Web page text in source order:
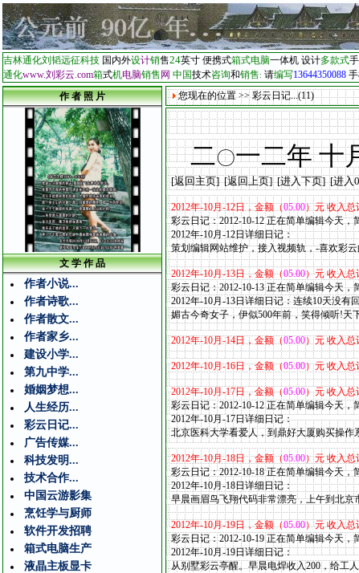
吉林通化刘韬远征科技 国内外设计销售24英寸 便携式箱式电脑一体机 设计多款式
通化www.刘彩云 com箱式机电脑销售 网 中国技术咨询和销售: 请编写13644350088
作 者 照 片
文 学 作 品
作者小说...
作者诗歌...
作者散文...
作者家乡...
建设小学...
第九中学...
婚姻梦想...
人生经历...
彩云日记...
广告传媒...
科技发明...
技术合作...
中国云游影集
烹饪学与厨师
软件开发招聘
箱式电脑生产
液晶主板显卡
您现在的位置 >> 彩云日记...(11)
二〇一二年 十
[返回主页] [返回上页] [进入下页] [进入
2012年-10月-12日，金额（05.00）元 收入总
彩云日记：2012-10-12 正在简单编辑今天，
2012年-10月-12日详细日记：
策划编辑网站维护，接入视频轨，-喜欢彩
2012年-10月-13日，金额（05.00）元 收入总
彩云日记：2012-10-13 正在简单编辑今天，
2012年-10月-13日详细日记：连续10天没有
媚古今奇女子，伊似500年前，笑得倾听!天
2012年-10月 -14日，金额（05.00）元 收入总
2012年-10月-16日，金额（05.00）元 收入总
2012年-10月-17日，金额（05.00）元 收入总
彩云日记：2012-10-12 正在简单编辑今天，
2012年-10月-17日详细日记：
北京医科大学看爱人，到鼎好大厦购买操
2012年-10月-18日，金额（05.00）元 收入总
彩云日记：2012-10-18 正在简单编辑今天，
2012年-10月-18日详细日记：
早晨画眉鸟飞翔代码非常漂亮，上午到北
2012年-10月-19日，金额（05.00）元 收入总
彩云日记：2012-10-19 正在简单编辑今天，
2012年-10月-19日详细日记：
从别墅彩云亭醒。早晨电焊收入200，给工